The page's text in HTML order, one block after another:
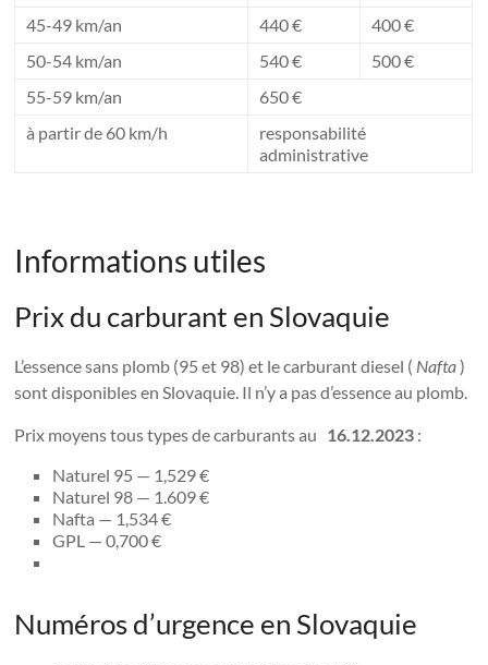
45-49 km/an
440 €
400 €
50-54 km/an
540 €
500 €
55-59 km/an
650 €
à partir de 60 km/h
responsabilité
administrative
Informations utiles
Prix ​​du carburant en Slovaquie
L’essence sans plomb (95 et 98) et le carburant diesel ( Nafta)
sont disponibles en Slovaquie. Il n’y a pas d’essence au plomb.
Prix ​​moyens tous types de carburants au 16.12.2023 :
Naturel 95 — 1,529 €
Naturel 98 — 1.609 €
Nafta — 1,534 €
GPL — 0,700 €
Numéros d’urgence en Slovaquie